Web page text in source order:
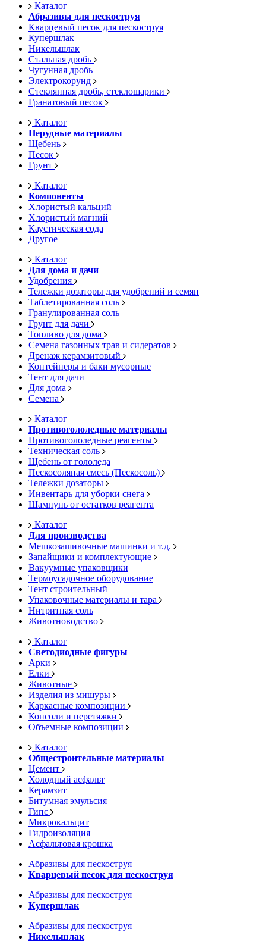
Каталог
Абразивы для пескоструя
Кварцевый песок для пескоструя
Купершлак
Никельшлак
Стальная дробь
Чугунная дробь
Электрокорунд
Стеклянная дробь, стеклошарики
Гранатовый песок
Каталог
Нерудные материалы
Щебень
Песок
Грунт
Каталог
Компоненты
Хлористый кальций
Хлористый магний
Каустическая сода
Другое
Каталог
Для дома и дачи
Удобрения
Тележки дозаторы для удобрений и семян
Таблетированная соль
Гранулированная соль
Грунт для дачи
Топливо для дома
Семена газонных трав и сидератов
Дренаж керамзитовый
Контейнеры и баки мусорные
Тент для дачи
Для дома
Семена
Каталог
Противогололедные материалы
Противогололедные реагенты
Техническая соль
Щебень от гололеда
Пескосоляная смесь (Пескосоль)
Тележки дозаторы
Инвентарь для уборки снега
Шампунь от остатков реагента
Каталог
Для производства
Мешкозашивочные машинки и т.д.
Запайщики и комплектующие
Вакуумные упаковщики
Термоусадочное оборудование
Тент строительный
Упаковочные материалы и тара
Нитритная соль
Животноводство
Каталог
Светодиодные фигуры
Арки
Елки
Животные
Изделия из мишуры
Каркасные композиции
Консоли и перетяжки
Объемные композиции
Каталог
Общестроительные материалы
Цемент
Холодный асфальт
Керамзит
Битумная эмульсия
Гипс
Микрокальцит
Гидроизоляция
Асфальтовая крошка
Абразивы для пескоструя
Кварцевый песок для пескоструя
Абразивы для пескоструя
Купершлак
Абразивы для пескоструя
Никельшлак